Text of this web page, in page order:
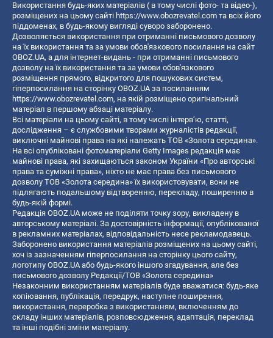
Використання будь-яких матеріалів ( в тому числі фото- та відео-),
розміщених на цьому сайті https://www.obozrevatel.com та всіх його
піддоменах, в будь-якому вигляді суворо заборонено.
Дозволяється використання при отриманні письмового дозволу
на їх використання та за умови обов'язкового посилання на сайт
OBOZ.UA, а для інтернет-видань - при отриманні письмового
дозволу на їх використання та за умови обов'язкового
розміщення прямого, відкритого для пошукових систем,
гіперпосилання на сторінку OBOZ.UA за посиланням
https://www.obozrevatel.com, на якій розміщено оригінальний
матеріал в першому абзаці матеріалу.
Всі матеріали на цьому сайті, в тому числі інтерв’ю, статті,
дослідження – є службовими творами журналістів редакції,
виключні майнові права на які належать ТОВ «Золота середина».
На всі опубліковані фотоматеріали Getty Images редакція має
майнові права, які захищаються законом України «Про авторські
права та суміжні права», ніхто не має права без письмового
дозволу ТОВ «Золота середина» їх використовувати, вони не
підлягають подальшому відтворенню, перекладу, поширенню в
будь-якій формі.
Редакція OBOZ.UA може не поділяти точку зору, викладену в
авторському матеріалі. За достовірність інформації, опублікованої
в рекламних матеріалах, відповідальність несе рекламодавець.
Заборонено використання матеріалів розміщених на цьому сайті,
хоч із зазначенням гіперпосилання на сторінку цього сайту,
логотипу OBOZ.UA або будь-якого іншого згадування, але без
письмового дозволу Редакції/ТОВ «Золота середина»
Незаконним використанням матеріалів буде вважатися: будь-яке
копiювання, публiкацiя, передрук, наступне поширення,
використання, переробка з використанням, включенням до
складу інших матеріалів, розповсюдження, адаптація, переклад
та інші подібні зміни матеріалу.